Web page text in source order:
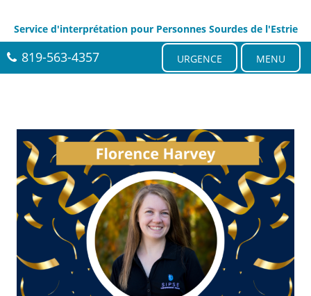
Service d'interprétation pour Personnes Sourdes de l'Estrie
819-563-4357 URGENCE MENU